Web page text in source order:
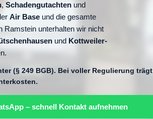
, Schadengutachten und
Air Base und die gesamte
Ramstein unterhalten wir nicht
und Kottweiler-
(§ 249 BGB). Bei voller Regulierung trägt
– schnell Kontakt aufnehmen